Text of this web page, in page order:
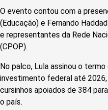
O evento contou com a
(Educação) e Fernando
e representantes da Rede
(CPOP).
No palco, Lula assinou o
investimento federal até 2026,
cursinhos apoiados de 384
o país.